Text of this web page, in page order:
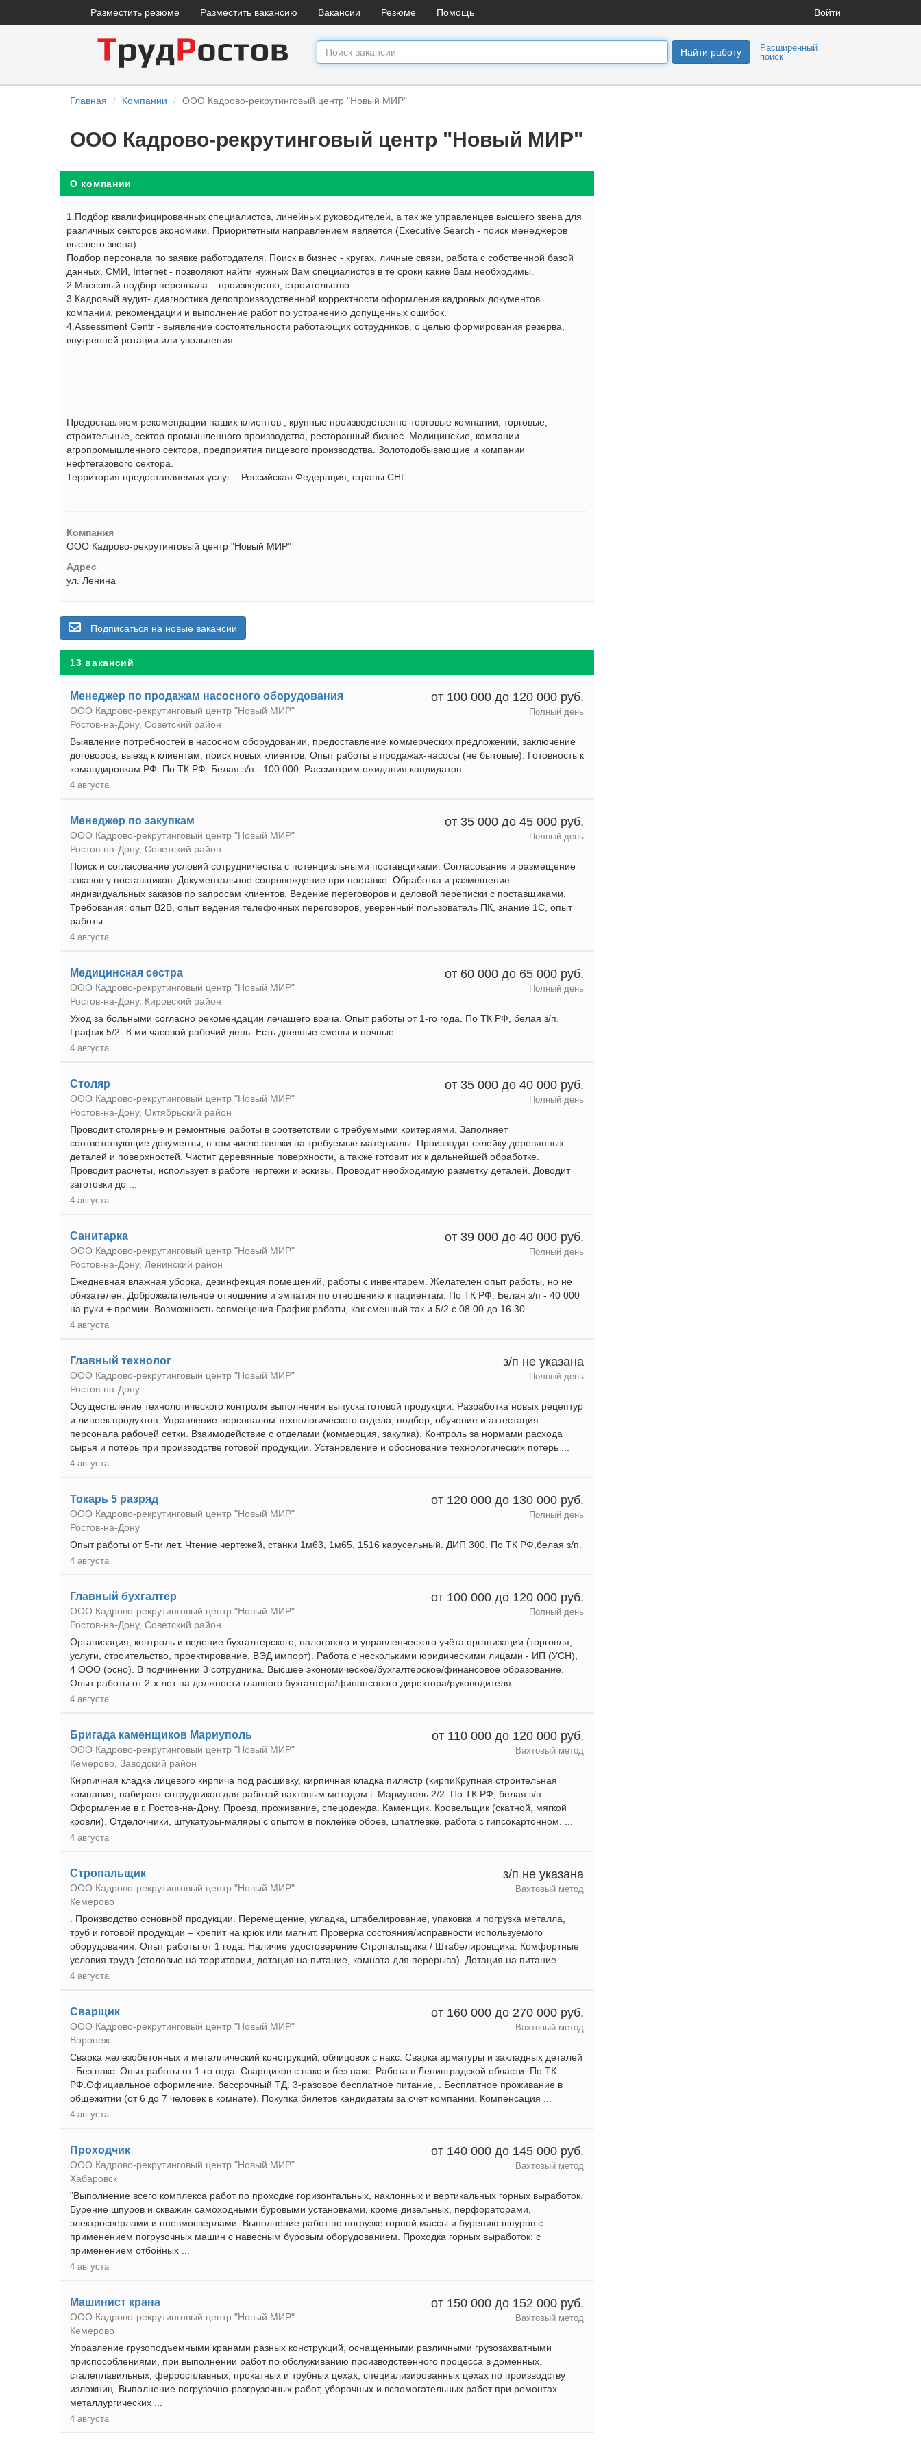
Разместить резюме Разместить вакансию Вакансии Резюме Помощь Войти
Найти работу
Расширенный
поиск
Главная Компании ООО Кадрово-рекрутинговый центр "Новый МИР"
ООО Кадрово-рекрутинговый центр "Новый МИР"
О компании
1.Подбор квалифицированных специалистов, линейных руководителей, а так же управленцев высшего звена для
различных секторов экономики. Приоритетным направлением является (Executive Search - поиск менеджеров
высшего звена).
Подбор персонала по заявке работодателя. Поиск в бизнес - кругах, личные связи, работа с собственной базой
данных, СМИ, Internet - позволяют найти нужных Вам специалистов в те сроки какие Вам необходимы.
2.Массовый подбор персонала – производство, строительство.
3.Кадровый аудит- диагностика делопроизводственной корректности оформления кадровых документов
компании, рекомендации и выполнение работ по устранению допущенных ошибок.
4.Assessment Centr - выявление состоятельности работающих сотрудников, с целью формирования резерва,
внутренней ротации или увольнения.
Предоставляем рекомендации наших клиентов , крупные производственно-торговые компании, торговые,
строительные, сектор промышленного производства, ресторанный бизнес. Медицинские, компании
агропромышленного сектора, предприятия пищевого производства. Золотодобывающие и компании
нефтегазового сектора.
Территория предоставляемых услуг – Российская Федерация, страны СНГ
Компания
ООО Кадрово-рекрутинговый центр "Новый МИР"
Адрес
ул. Ленина
Подписаться на новые вакансии
13 вакансий
Менеджер по продажам насосного оборудования
ООО Кадрово-рекрутинговый центр "Новый МИР"
Ростов-на-Дону, Советский район
от 100 000 до 120 000 руб.
Полный день
Выявление потребностей в насосном оборудовании, предоставление коммерческих предложений, заключение
договоров, выезд к клиентам, поиск новых клиентов. Опыт работы в продажах-насосы (не бытовые). Готовность к
командировкам РФ. По ТК РФ. Белая з/п - 100 000. Рассмотрим ожидания кандидатов.
4 августа
Менеджер по закупкам
ООО Кадрово-рекрутинговый центр "Новый МИР"
Ростов-на-Дону, Советский район
от 35 000 до 45 000 руб.
Полный день
Поиск и согласование условий сотрудничества с потенциальными поставщиками. Согласование и размещение
заказов у поставщиков. Документальное сопровождение при поставке. Обработка и размещение
индивидуальных заказов по запросам клиентов. Ведение переговоров и деловой переписки с поставщиками.
Требования: опыт B2B, опыт ведения телефонных переговоров, уверенный пользователь ПК, знание 1С, опыт
работы ...
4 августа
Медицинская сестра
ООО Кадрово-рекрутинговый центр "Новый МИР"
Ростов-на-Дону, Кировский район
от 60 000 до 65 000 руб.
Полный день
Уход за больными согласно рекомендации лечащего врача. Опыт работы от 1-го года. По ТК РФ, белая з/п.
График 5/2- 8 ми часовой рабочий день. Есть дневные смены и ночные.
4 августа
Столяр
ООО Кадрово-рекрутинговый центр "Новый МИР"
Ростов-на-Дону, Октябрьский район
от 35 000 до 40 000 руб.
Полный день
Проводит столярные и ремонтные работы в соответствии с требуемыми критериями. Заполняет
соответствующие документы, в том числе заявки на требуемые материалы. Производит склейку деревянных
деталей и поверхностей. Чистит деревянные поверхности, а также готовит их к дальнейшей обработке.
Проводит расчеты, использует в работе чертежи и эскизы. Проводит необходимую разметку деталей. Доводит
заготовки до ...
4 августа
Санитарка
ООО Кадрово-рекрутинговый центр "Новый МИР"
Ростов-на-Дону, Ленинский район
от 39 000 до 40 000 руб.
Полный день
Ежедневная влажная уборка, дезинфекция помещений, работы с инвентарем. Желателен опыт работы, но не
обязателен. Доброжелательное отношение и эмпатия по отношению к пациентам. По ТК РФ. Белая з/п - 40 000
на руки + премии. Возможность совмещения.График работы, как сменный так и 5/2 с 08.00 до 16.30
4 августа
Главный технолог
ООО Кадрово-рекрутинговый центр "Новый МИР"
Ростов-на-Дону
з/п не указана
Полный день
Осуществление технологического контроля выполнения выпуска готовой продукции. Разработка новых рецептур
и линеек продуктов. Управление персоналом технологического отдела, подбор, обучение и аттестация
персонала рабочей сетки. Взаимодействие с отделами (коммерция, закупка). Контроль за нормами расхода
сырья и потерь при производстве готовой продукции. Установление и обоснование технологических потерь ...
4 августа
Токарь 5 разряд
ООО Кадрово-рекрутинговый центр "Новый МИР"
Ростов-на-Дону
от 120 000 до 130 000 руб.
Полный день
Опыт работы от 5-ти лет. Чтение чертежей, станки 1м63, 1м65, 1516 карусельный. ДИП 300. По ТК РФ,белая з/п.
4 августа
Главный бухгалтер
ООО Кадрово-рекрутинговый центр "Новый МИР"
Ростов-на-Дону, Советский район
от 100 000 до 120 000 руб.
Полный день
Организация, контроль и ведение бухгалтерского, налогового и управленческого учёта организации (торговля,
услуги, строительство, проектирование, ВЭД импорт). Работа с несколькими юридическими лицами - ИП (УСН),
4 ООО (осно). В подчинении 3 сотрудника. Высшее экономическое/бухгалтерское/финансовое образование.
Опыт работы от 2-х лет на должности главного бухгалтера/финансового директора/руководителя ...
4 августа
Бригада каменщиков Мариуполь
ООО Кадрово-рекрутинговый центр "Новый МИР"
Кемерово, Заводский район
от 110 000 до 120 000 руб.
Вахтовый метод
Кирпичная кладка лицевого кирпича под расшивку, кирпичная кладка пилястр (кирпиКрупная строительная
компания, набирает сотрудников для работай вахтовым методом г. Мариуполь 2/2. По ТК РФ, белая з/п.
Оформление в г. Ростов-на-Дону. Проезд, проживание, спецодежда. Каменщик. Кровельщик (скатной, мягкой
кровли). Отделочники, штукатуры-маляры с опытом в поклейке обоев, шпатлевке, работа с гипсокартонном. ...
4 августа
Стропальщик
ООО Кадрово-рекрутинговый центр "Новый МИР"
Кемерово
з/п не указана
Вахтовый метод
. Производство основной продукции. Перемещение, укладка, штабелирование, упаковка и погрузка металла,
труб и готовой продукции – крепит на крюк или магнит. Проверка состояния/исправности используемого
оборудования. Опыт работы от 1 года. Наличие удостоверение Стропальщика / Штабелировщика. Комфортные
условия труда (столовые на территории, дотация на питание, комната для перерыва). Дотация на питание ...
4 августа
Сварщик
ООО Кадрово-рекрутинговый центр "Новый МИР"
Воронеж
от 160 000 до 270 000 руб.
Вахтовый метод
Сварка железобетонных и металлический конструкций, облицовок с накс. Сварка арматуры и закладных деталей
- Без накс. Опыт работы от 1-го года. Сварщиков с накс и без накс. Работа в Ленинградской области. По ТК
РФ.Официальное оформление, бессрочный ТД. 3-разовое бесплатное питание, . Бесплатное проживание в
общежитии (от 6 до 7 человек в комнате). Покупка билетов кандидатам за счет компании. Компенсация ...
4 августа
Проходчик
ООО Кадрово-рекрутинговый центр "Новый МИР"
Хабаровск
от 140 000 до 145 000 руб.
Вахтовый метод
"Выполнение всего комплекса работ по проходке горизонтальных, наклонных и вертикальных горных выработок.
Бурение шпуров и скважин самоходными буровыми установками, кроме дизельных, перфораторами,
электросверлами и пневмосверлами. Выполнение работ по погрузке горной массы и бурению шпуров с
применением погрузочных машин с навесным буровым оборудованием. Проходка горных выработок: с
применением отбойных ...
4 августа
Машинист крана
ООО Кадрово-рекрутинговый центр "Новый МИР"
Кемерово
от 150 000 до 152 000 руб.
Вахтовый метод
Управление грузоподъемными кранами разных конструкций, оснащенными различными грузозахватными
приспособлениями, при выполнении работ по обслуживанию производственного процесса в доменных,
сталеплавильных, ферросплавных, прокатных и трубных цехах, специализированных цехах по производству
изложниц. Выполнение погрузочно-разгрузочных работ, уборочных и вспомогательных работ при ремонтах
металлургических ...
4 августа